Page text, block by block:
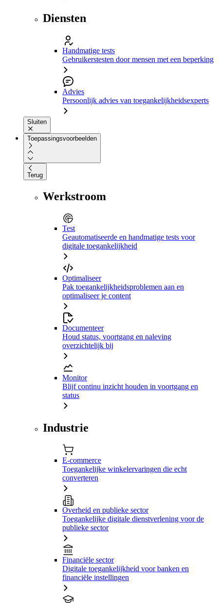
Diensten
Handmatige tests
Gebruikerstesten door mensen met een beperking
Advies
Persoonlijk advies van toegankelijkheidsexperts
Sluiten
Toepassingsvoorbeelden
Terug
Werkstroom
Test
Geautomatiseerde en handmatige tests voor
digitale toegankelijkheid
Optimaliseer
Pak toegankelijkheidsproblemen aan en
optimaliseer je content
Documenteer
Houd status, voortgang en naleving
overzichtelijk bij
Monitor
Blijf continu inzicht houden in voortgang en
status
Industrie
E-commerce
Toegankelijke winkelervaringen die echt
converteren
Overheid en publieke sector
Toegankelijke digitale dienstverlening voor de
publieke sector
Financiële sector
Digitale toegankelijkheid voor banken en
financiële instellingen